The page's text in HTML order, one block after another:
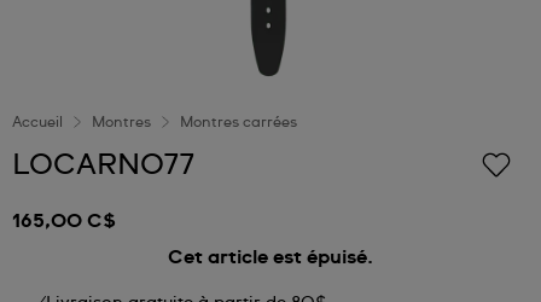
Accueil Montres Montres carrées
LOCARNO77
165,00 C$
Cet article est épuisé.